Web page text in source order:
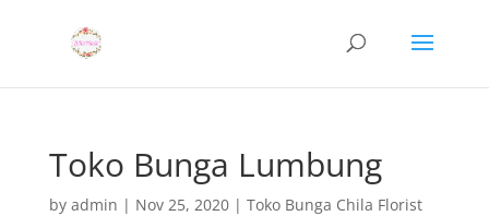
Toko Bunga Lumbung
by admin | Nov 25, 2020| Toko Bunga Chila Florist